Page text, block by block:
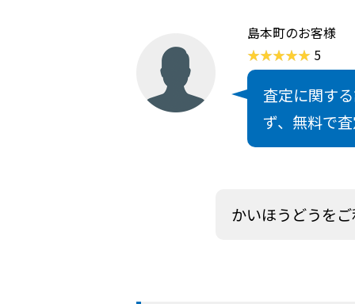
島本町のお客様
5
査定に関す
ず、無料で
かいほうどうを